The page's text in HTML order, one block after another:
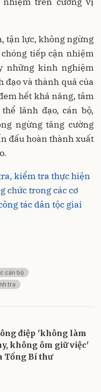
tận lực, không ngừng
tiếp cận nhiệm
những kinh nghiệm
đạo và thành quả của
hết khả năng, tâm
lãnh đạo, cán bộ,
ngừng tăng cường
đấu hoàn thành xuất
kiểm tra thực hiện
chức trong các cơ
tác dân tộc giai
cán bộ
tra
điệp 'không làm
không ôm giữ việc'
Tổng Bí thư